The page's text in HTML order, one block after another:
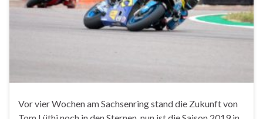
Vor vier Wochen am Sachsenring stand die Zukunft von